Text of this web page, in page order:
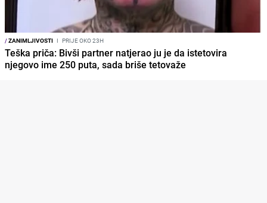
/ZANIMLJIVOSTI I PRIJE OKO 23H
Teška priča: Bivši partner natjerao ju je da istetovira
njegovo ime 250 puta, sada briše tetovaže